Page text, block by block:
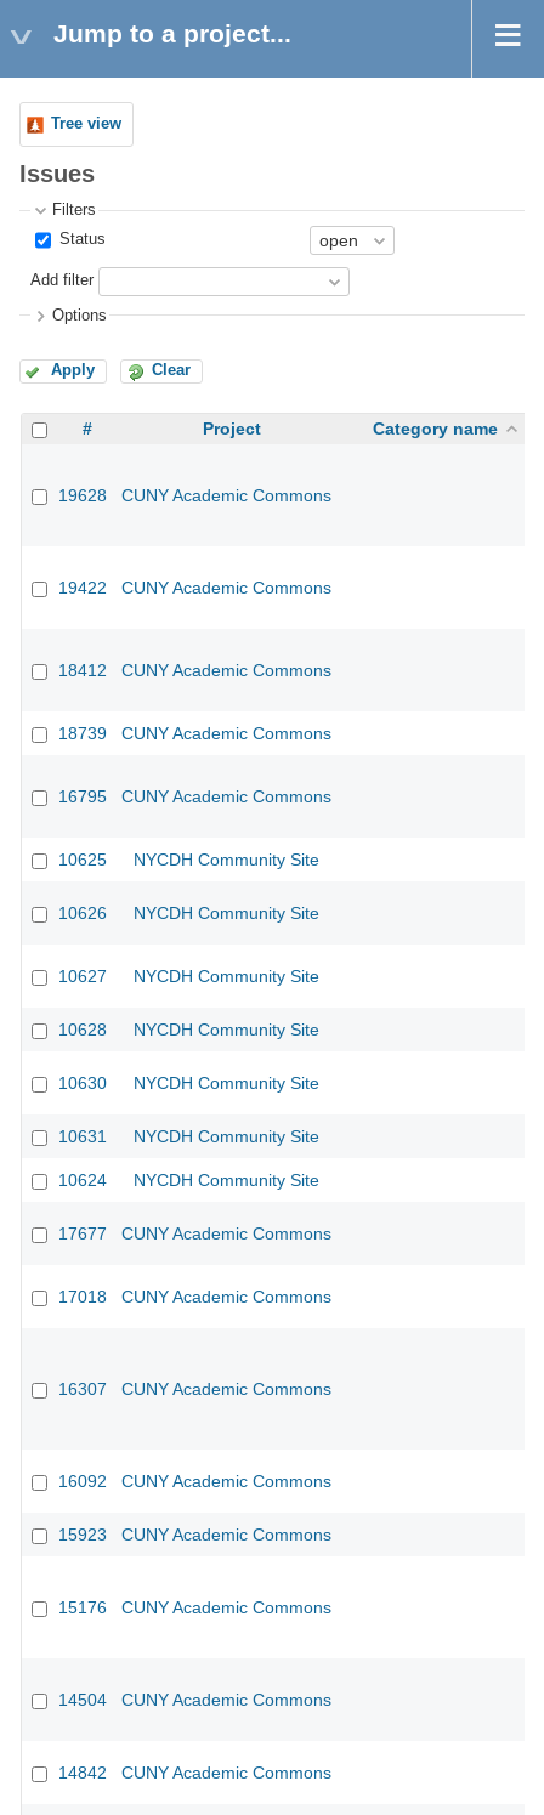
Jump to a project...
Tree view
Issues
Filters
Status
Add filter
Options
Apply Clear
# Project Category name
19628 CUNY Academic Commons
19422 CUNY Academic Commons
18412 CUNY Academic Commons
18739 CUNY Academic Commons
16795 CUNY Academic Commons
10625 NYCDH Community Site
10626 NYCDH Community Site
10627 NYCDH Community Site
10628 NYCDH Community Site
10630 NYCDH Community Site
10631 NYCDH Community Site
10624 NYCDH Community Site
17677 CUNY Academic Commons
17018 CUNY Academic Commons
16307 CUNY Academic Commons
16092 CUNY Academic Commons
15923 CUNY Academic Commons
15176 CUNY Academic Commons
14504 CUNY Academic Commons
14842 CUNY Academic Commons